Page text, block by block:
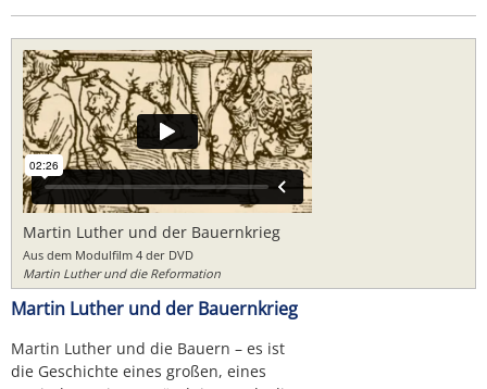
Martin Luther und der Bauernkrieg
Aus dem Modulfilm 4 der DVD
Martin Luther und die Reformation
Martin Luther und der Bauernkrieg
Martin Luther und die Bauern – es ist
die Geschichte eines großen, eines